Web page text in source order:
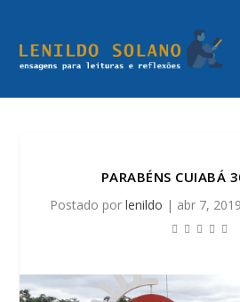
PARABÉNS CUIABÁ
Postado por lenildo | abr 7, 2019